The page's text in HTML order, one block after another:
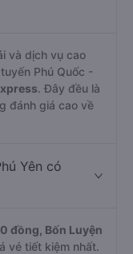
và dịch vụ cao
Phú Quốc -
. Đây đều là
đánh giá cao về
Yên có
đồng, Bốn Luyện
vé tiết kiệm nhất.